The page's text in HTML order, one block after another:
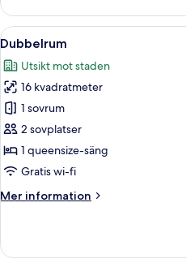
eller
tvåbäddsrum
-
Öppna
alla
foton
för
Dubbelrum
13
Dubbelrum
Utsikt mot staden
16 kvadratmeter
1 sovrum
2 sovplatser
1 queensize-säng
Gratis wi-fi
Mer information
Mer